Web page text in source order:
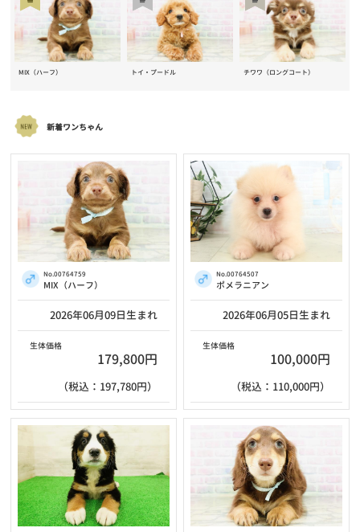
MIX（ハーフ） トイ・プードル チワワ（ロングコート）
新着ワンちゃん
No.00764759
MIX（ハーフ）
2026年06月09日生まれ
生体価格
179,800円
（税込：197,780円）
No.00764507
ポメラニアン
2026年06月05日生まれ
生体価格
100,000円
（税込：110,000円）